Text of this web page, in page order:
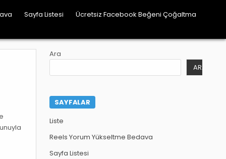
Sayfa Listesi Ücretsiz Facebook Beğeni Çoğaltma
Ara
ARA
SAYFALAR
Liste
Reels Yorum Yükseltme Bedava
Sayfa Listesi